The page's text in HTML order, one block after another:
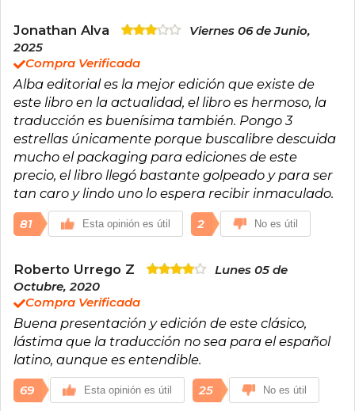
Jonathan Alva
Viernes 06 de Junio,
2025
Compra Verificada
Alba editorial es la mejor edición que existe de
este libro en la actualidad, el libro es hermoso, la
traducción es buenísima también. Pongo 3
estrellas únicamente porque buscalibre descuida
mucho el packaging para ediciones de este
precio, el libro llegó bastante golpeado y para ser
tan caro y lindo uno lo espera recibir inmaculado.
81 Esta opinión es útil 2 No es útil
Roberto Urrego Z
Lunes 05 de
Octubre, 2020
Compra Verificada
Buena presentación y edición de este clásico,
lástima que la traducción no sea para el español
latino, aunque es entendible.
69 Esta opinión es útil 25 No es útil